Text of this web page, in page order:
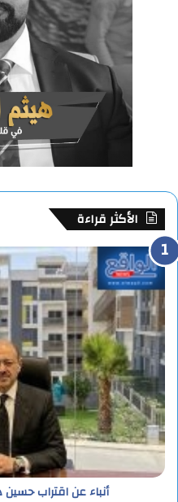
الأكثر قراءة
أنباء عن اقتراب